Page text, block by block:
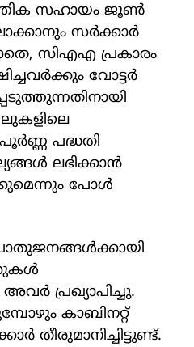
സഹായം ജൂണ്‍
സര്‍ക്കാര്‍
സിഎഎ പ്രകാരം
വോട്ടര്‍
പദ്ധതി
ലഭിക്കാന്‍
പോള്‍
പ്രഖ്യാപിച്ചു.
കാബിനറ്റ്
തീരുമാനിച്ചിട്ടുണ്ട്.